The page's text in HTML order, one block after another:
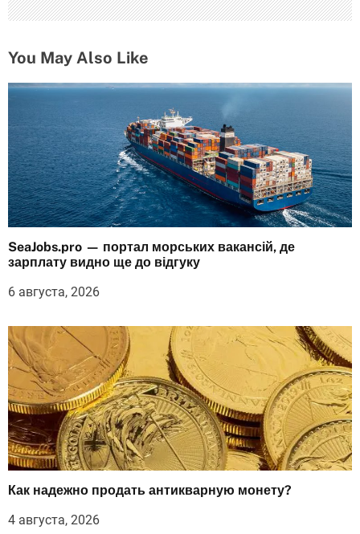
м
You May Also Like
SeaJobs.pro — портал морських вакансій, де
зарплату видно ще до відгуку
6 августа, 2026
Как надежно продать антикварную монету?
4 августа, 2026